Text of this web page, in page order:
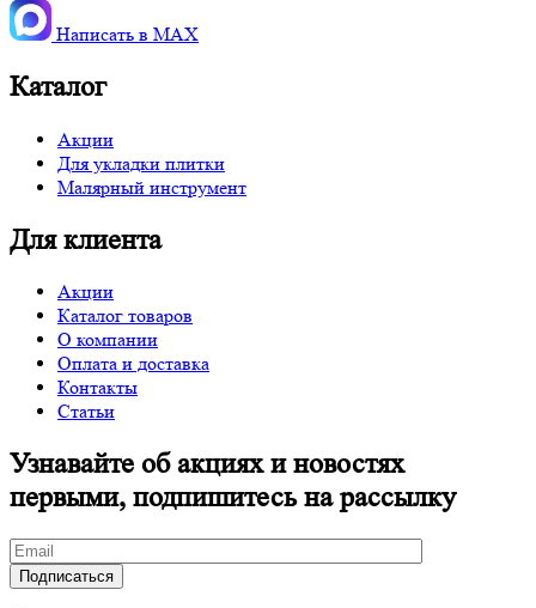
Написать в MАХ
Каталог
Акции
Для укладки плитки
Малярный инструмент
Для клиента
Акции
Каталог товаров
О компании
Оплата и доставка
Контакты
Статьи
Узнавайте об акциях и новостях
первыми, подпишитесь на рассылку